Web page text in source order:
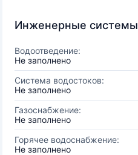
Инженерные системы
Водоотведение:
Не заполнено
Система водостоков:
Не заполнено
Газоснабжение:
Не заполнено
Горячее водоснабжение:
Не заполнено